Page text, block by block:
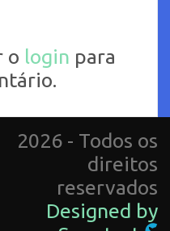
o login para
2026 - Todos os
direitos
reservados
Designed by